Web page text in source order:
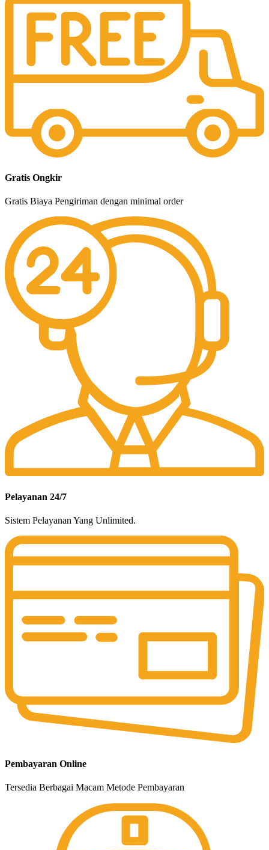
Gratis Ongkir
Gratis Biaya Pengiriman dengan minimal order
Pelayanan 24/7
Sistem Pelayanan Yang Unlimited.
Pembayaran Online
Tersedia Berbagai Macam Metode Pembayaran